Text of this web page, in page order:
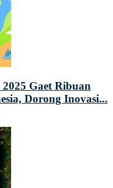
Gaet Ribuan
Dorong Inovasi...